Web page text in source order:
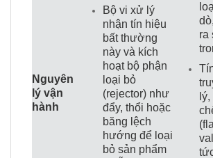
Nguyên
lý vận
hành
Bộ vi xử lý
nhận tín hiệu
bất thường
này và kích
hoạt bộ phận
loại bỏ
(rejector) như
đẩy, thổi hoặc
băng lệch
hướng để loại
bỏ sản phẩm
ra